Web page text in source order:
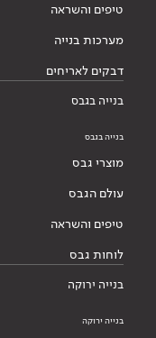
טיפים והשראה
מערכות בנייה
דבקים לאריחים
בנייה בגבס
בנייה בגבס
מוצרי גבס
עולם הגבס
טיפים והשראה
לוחות גבס
בנייה ירוקה
בנייה ירוקה